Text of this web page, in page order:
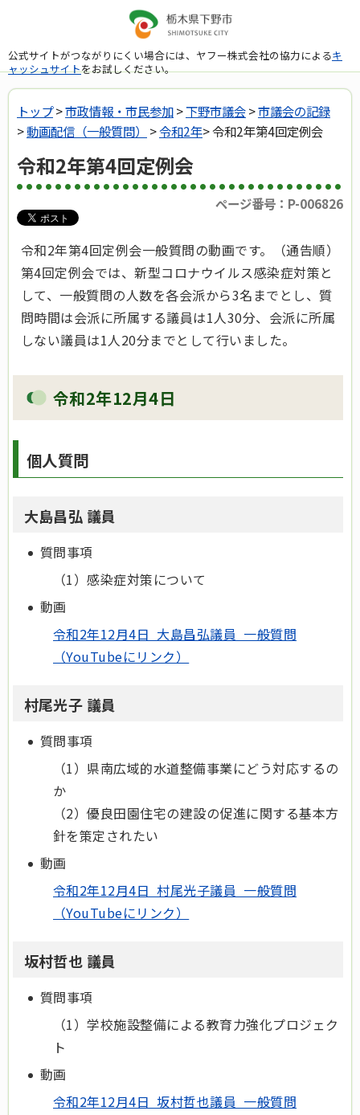
公式サイトがつながりにくい場合には、ヤフー株式会社の協力によるキ
ャッシュサイトをお試しください。
トップ>市政情報・市民参加>下野市議会>市議会の記録
>動画配信（一般質問） >令和2年> 令和2年第4回定例会
令和2年第4回定例会
ページ番号：P-006826
令和2年第4回定例会一般質問の動画です。（通告順）
第4回定例会では、新型コロナウイルス感染症対策と
して、一般質問の人数を各会派から3名までとし、質
問時間は会派に所属する議員は1人30分、会派に所属
しない議員は1人20分までとして行いました。
令和2年12月4日
個人質問
大島昌弘 議員
質問事項
（1）感染症対策について
動画
令和2年12月4日 大島昌弘議員 一般質問
（YouTubeにリンク）
村尾光子 議員
質問事項
（1）県南広域的水道整備事業にどう対応するの
か
（2）優良田園住宅の建設の促進に関する基本方
針を策定されたい
動画
令和2年12月4日 村尾光子議員 一般質問
（YouTubeにリンク）
坂村哲也 議員
質問事項
（1）学校施設整備による教育力強化プロジェク
ト
動画
令和2年12月4日 坂村哲也議員 一般質問